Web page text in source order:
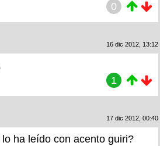
0
16 dic 2012, 13:12
1
17 dic 2012, 00:40
ha leído con acento guiri?